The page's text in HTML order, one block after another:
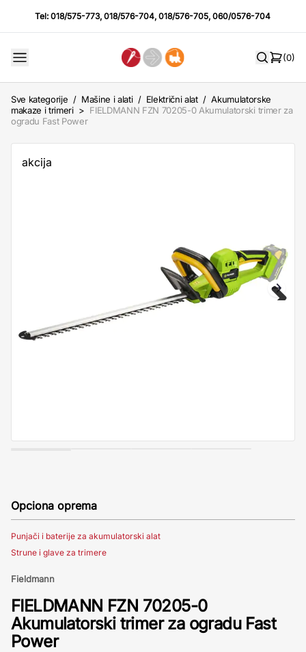
Tel:018/575-773,018/576-704,018/576-705,060/0576-704
(0)
Sve kategorije / Mašine i alati / Električni alat / Akumulatorske
makaze i trimeri > FIELDMANN FZN 70205-0 Akumulatorski trimer za
ogradu Fast Power
akcija
Opciona oprema
Punjači i baterije za akumulatorski alat
Strune i glave za trimere
Fieldmann
FIELDMANN FZN 70205-0
Akumulatorski trimer za ogradu Fast
Power